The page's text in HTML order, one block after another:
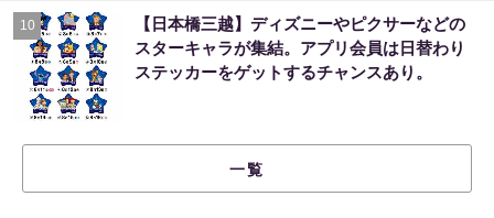
10
【日本橋三越】ディズニーやピクサーなどの
スターキャラが集結。アプリ会員は日替わり
ステッカーをゲットするチャンスあり。
一覧